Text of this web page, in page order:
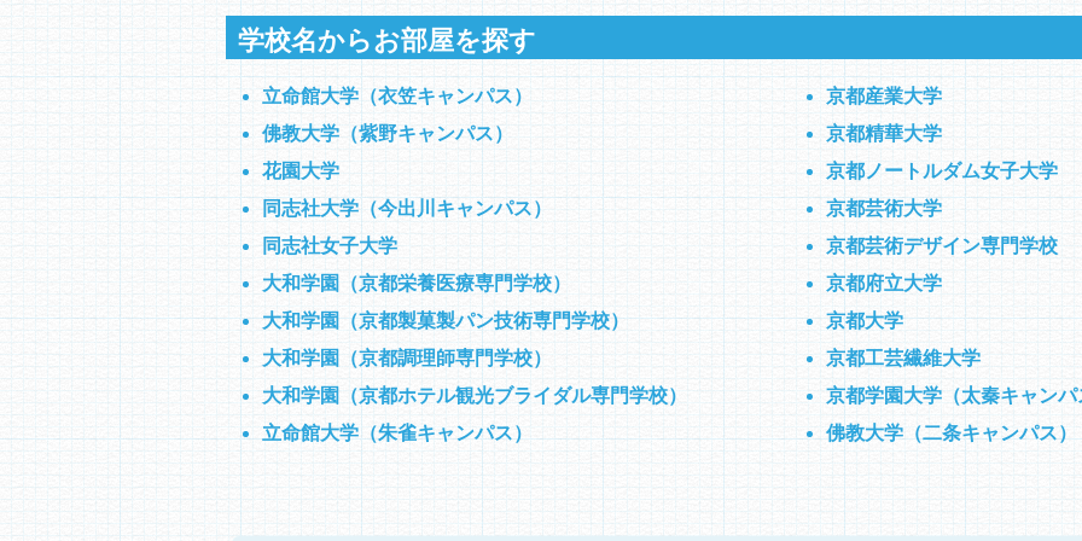
学校名からお部屋を探す
立命館大学（衣笠キャンパス）
京都産業大学
佛教大学（紫野キャンパス）
京都精華大学
花園大学
京都ノートルダム女子大学
同志社大学（今出川キャンパス）
京都芸術大学
同志社女子大学
京都芸術デザイン専門学校
大和学園（京都栄養医療専門学校）
京都府立大学
大和学園（京都製菓製パン技術専門学校）
京都大学
大和学園（京都調理師専門学校）
京都工芸繊維大学
大和学園（京都ホテル観光ブライダル専門学校）
京都学園大学（太秦キャンパ
立命館大学（朱雀キャンパス）
佛教大学（二条キャンパス）